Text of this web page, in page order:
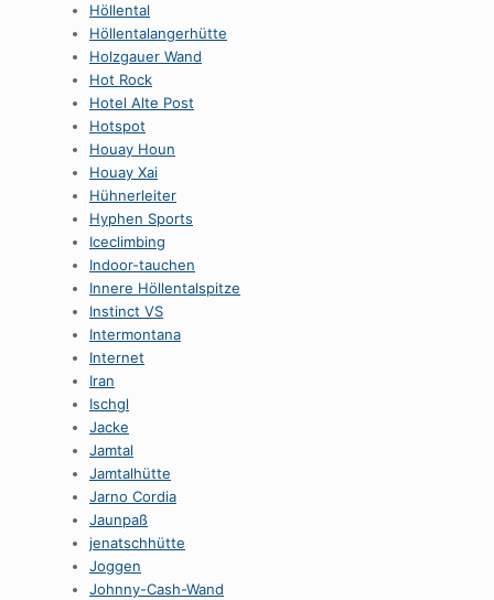
Höllental
Höllentalangerhütte
Holzgauer Wand
Hot Rock
Hotel Alte Post
Hotspot
Houay Houn
Houay Xai
Hühnerleiter
Hyphen Sports
Iceclimbing
Indoor-tauchen
Innere Höllentalspitze
Instinct VS
Intermontana
Internet
Iran
Ischgl
Jacke
Jamtal
Jamtalhütte
Jarno Cordia
Jaunpaß
jenatschhütte
Joggen
Johnny-Cash-Wand